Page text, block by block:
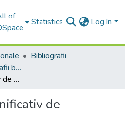
of
Statistics Log In
Bibliografii
Biobibliografii. Monografii biobibliografice. Studii in honorem
Un produs semnificativ de bibliotecă...
de